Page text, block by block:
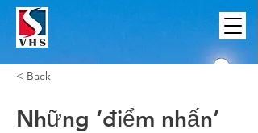
< Back
Những ‘điểm nhấn’